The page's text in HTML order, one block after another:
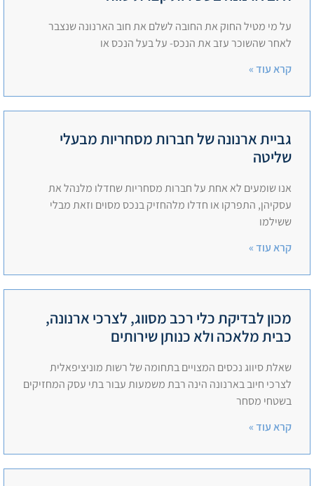
על מי מטיל החוק את החובה לשלם את חוב הארנונה שנצבר
לאחר שהשוכר עזב את הנכס- על בעל הנכס או
קרא עוד »
גביית ארנונה של חברות מסחריות מבעלי
שליטה
אנו שומעים לא אחת על חברות מסחריות שחדלו מלנהל את
עסקיהן, התפרקו או חדלו מלהחזיק בנכס מסוים וזאת מבלי
ששילמו
קרא עוד »
מכון לבדיקת כלי רכב מסווג, לצרכי ארנונה,
כבית מלאכה ולא כנותן שירותים
שאלת סיווג נכסים המצויים בתחומה של רשות מוניציפאלית
לצרכי חיוב בארנונה הינה רבת משמעות עבור בתי עסק המחזיקים
בשטחי מסחר
קרא עוד »